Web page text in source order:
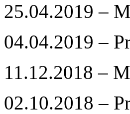
25.04.2019 –
04.04.2019 –
11.12.2018 –
02.10.2018 –